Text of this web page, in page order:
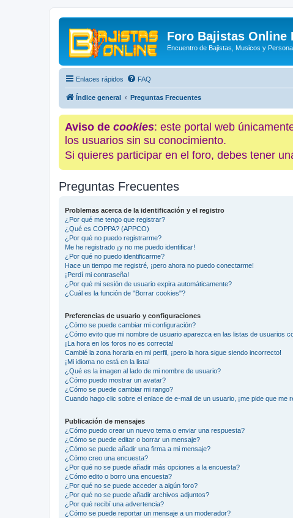
Foro Bajistas Online
Encuentro de Bajistas, Musicos y
Enlaces rápidos FAQ
Índice general Preguntas Frecuentes
Aviso de cookies: este portal web
los usuarios sin su conocimiento.
Si quieres participar en el foro, debes tener
Preguntas Frecuentes
Problemas acerca de la identificación y el registro
¿Por qué me tengo que registrar?
¿Qué es COPPA? (APPCO)
¿Por qué no puedo registrarme?
Me he registrado ¡y no me puedo identificar!
¿Por qué no puedo identificarme?
Hace un tiempo me registré, ¡pero ahora no puedo conectarme!
¡Perdí mi contraseña!
¿Por qué mi sesión de usuario expira automáticamente?
¿Cuál es la función de "Borrar cookies"?
Preferencias de usuario y configuraciones
¿Cómo se puede cambiar mi configuración?
¿Cómo evito que mi nombre de usuario aparezca en las listas de usuarios
¡La hora en los foros no es correcta!
Cambié la zona horaria en mi perfil, ¡pero la hora sigue siendo incorrecto!
¡Mi idioma no está en la lista!
¿Qué es la imagen al lado de mi nombre de usuario?
¿Cómo puedo mostrar un avatar?
¿Cómo se puede cambiar mi rango?
Cuando hago clic sobre el enlace de e-mail de un usuario, ¡me pide que me
Publicación de mensajes
¿Cómo puedo crear un nuevo tema o enviar una respuesta?
¿Cómo se puede editar o borrar un mensaje?
¿Cómo se puede añadir una firma a mi mensaje?
¿Cómo creo una encuesta?
¿Por qué no se puede añadir más opciones a la encuesta?
¿Cómo edito o borro una encuesta?
¿Por qué no se puede acceder a algún foro?
¿Por qué no se puede añadir archivos adjuntos?
¿Por qué recibí una advertencia?
¿Cómo se puede reportar un mensaje a un moderador?